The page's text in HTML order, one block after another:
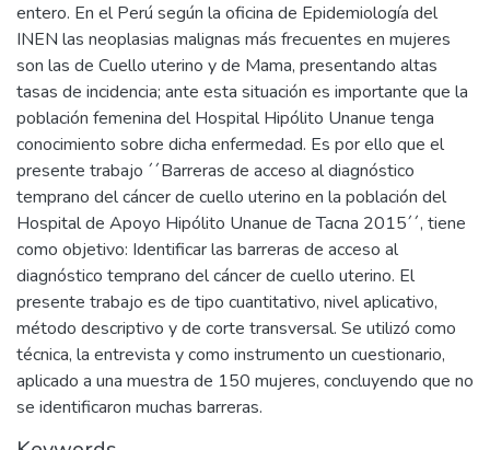
entero. En el Perú según la oficina de Epidemiología del
INEN las neoplasias malignas más frecuentes en mujeres
son las de Cuello uterino y de Mama, presentando altas
tasas de incidencia; ante esta situación es importante que la
población femenina del Hospital Hipólito Unanue tenga
conocimiento sobre dicha enfermedad. Es por ello que el
presente trabajo ´´Barreras de acceso al diagnóstico
temprano del cáncer de cuello uterino en la población del
Hospital de Apoyo Hipólito Unanue de Tacna 2015´´, tiene
como objetivo: Identificar las barreras de acceso al
diagnóstico temprano del cáncer de cuello uterino. El
presente trabajo es de tipo cuantitativo, nivel aplicativo,
método descriptivo y de corte transversal. Se utilizó como
técnica, la entrevista y como instrumento un cuestionario,
aplicado a una muestra de 150 mujeres, concluyendo que no
se identificaron muchas barreras.